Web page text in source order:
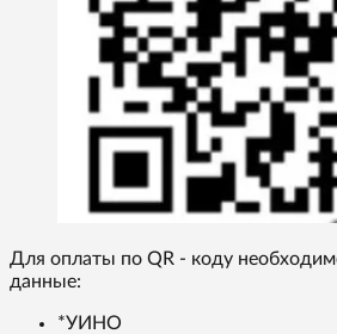
Для оплаты по QR - коду
данные:
*УИНО